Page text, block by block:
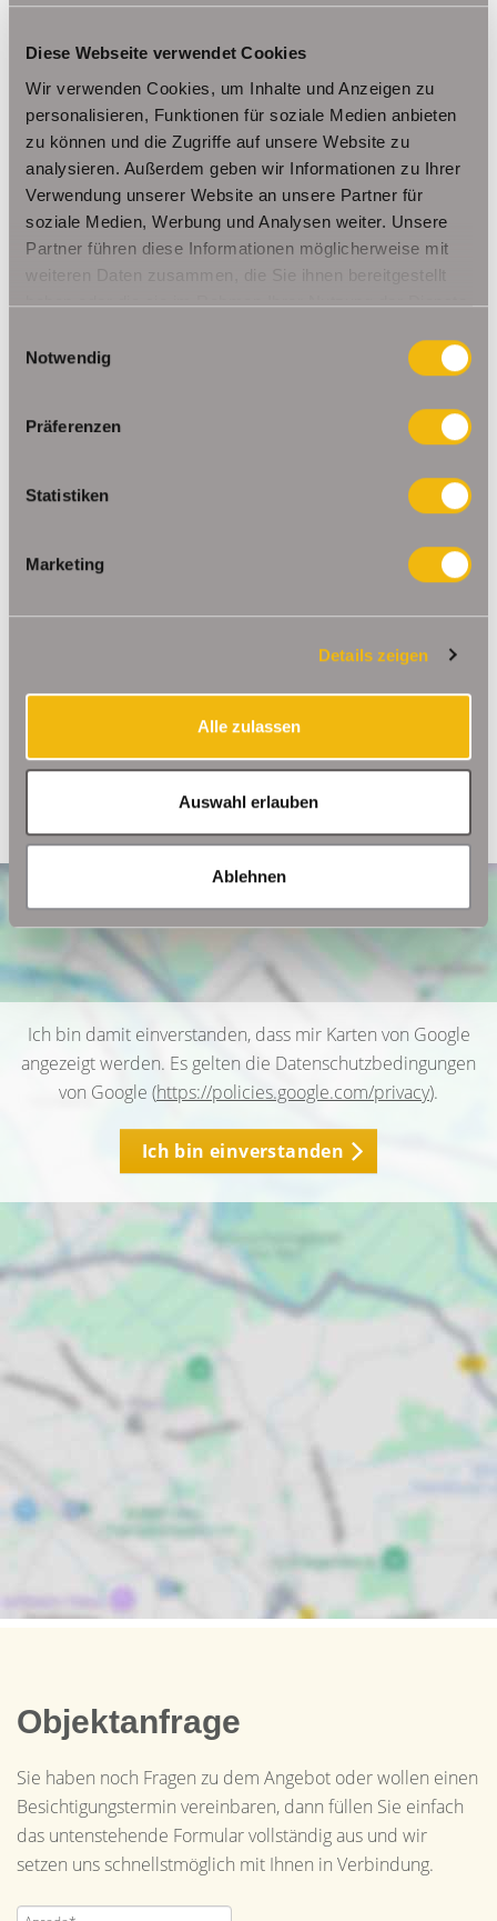
Diese Webseite verwendet Cookies
Wir verwenden Cookies, um Inhalte und Anzeigen zu
personalisieren, Funktionen für soziale Medien anbieten
zu können und die Zugriffe auf unsere Website zu
analysieren. Außerdem geben wir Informationen zu Ihrer
Verwendung unserer Website an unsere Partner für
soziale Medien, Werbung und Analysen weiter. Unsere
Partner führen diese Informationen möglicherweise mit
weiteren Daten zusammen, die Sie ihnen bereitgestellt
haben oder die sie im Rahmen Ihrer Nutzung der Dienste
Notwendig
Präferenzen
Statistiken
Marketing
Details zeigen
Alle zulassen
Auswahl erlauben
Ablehnen
eine traditionelle Aufteilung der Zimmer und eine
Eine Nachweisprovision von 5,80 % (inkl. 16 % MwSt) des
endgültigen Kaufpreises ist vom Käufer nach Abschluss des
Kaufvertrages zu zahlen.
Sie möchten das Objekt jetzt oder generell nicht selbst
nutzen, sondern als Renditeobjekt erwerben, renovieren
ebenfalls perfekten Mieter zu einem für Sie
Immobilienportale entdeckt? Zusätzliches Bildmaterial
zum Objekt finden Sie auf www.schelkmann.de
Ansprechpartner
Telefax: 004936124026179
Mobil: 00491714769991
info@schelkmann.de
Ich bin damit einverstanden, dass mir Karten von Google
angezeigt werden. Es gelten die Datenschutzbedingungen
von Google (https://policies.google.com/privacy).
Ich bin einverstanden
Objektanfrage
Sie haben noch Fragen zu dem Angebot oder wollen einen
Besichtigungstermin vereinbaren, dann füllen Sie einfach
das untenstehende Formular vollständig aus und wir
setzen uns schnellstmöglich mit Ihnen in Verbindung.